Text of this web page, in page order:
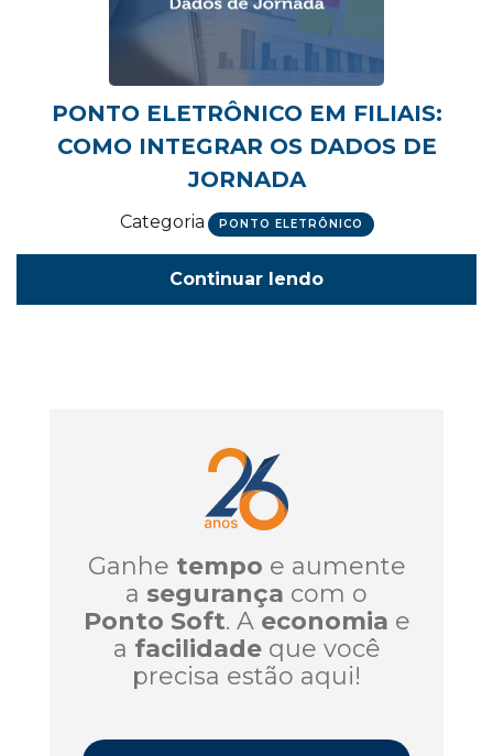
PONTO ELETRÔNICO EM FILIAIS:
COMO INTEGRAR OS DADOS DE
JORNADA
Categoria PONTO ELETRÔNICO
Continuar lendo
Ganhe tempo e aumente
a segurança com o
Ponto Soft. A economia e
a facilidadeque você
precisa estão aqui!